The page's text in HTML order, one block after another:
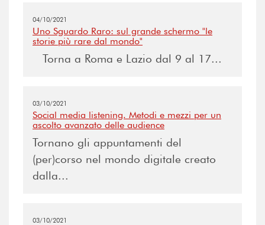
04/10/2021
Uno Sguardo Raro: sul grande schermo "le
storie più rare dal mondo"
Torna a Roma e Lazio dal 9 al 17...
03/10/2021
Social media listening. Metodi e mezzi per un
ascolto avanzato delle audience
Tornano gli appuntamenti del
(per)corso nel mondo digitale creato
dalla...
03/10/2021